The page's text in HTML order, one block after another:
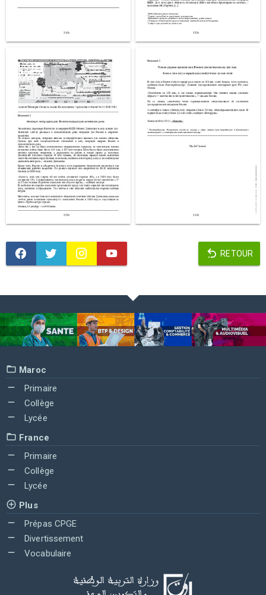
RETOUR
Maroc
Primaire
Collège
Lycée
France
Primaire
Collège
Lycée
Plus
Prépas CPGE
Divertissement
Vocabulaire